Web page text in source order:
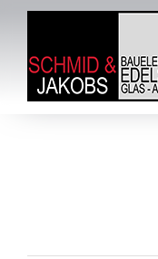
Zum
springen